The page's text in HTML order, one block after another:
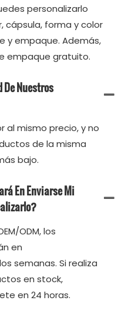
personalizarlo
cápsula, forma y color
y empaque. Además,
empaque gratuito.
De Nuestros
al mismo precio, y no
de la misma
bajo.
En Enviarse Mi
ODM, los
en
semanas. Si realiza
en stock,
en 24 horas.